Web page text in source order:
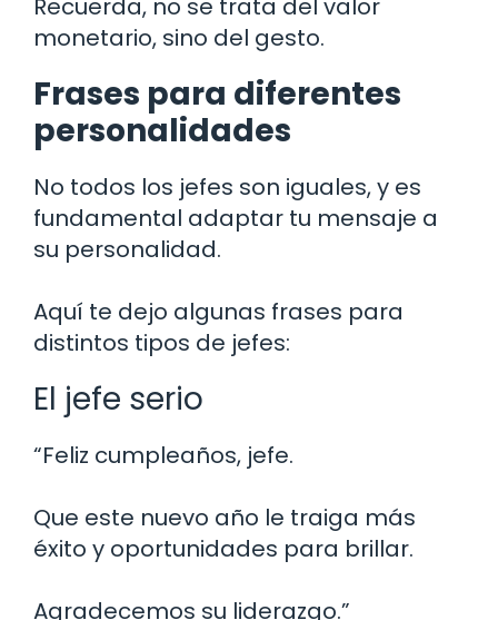
monetario, sino del gesto.
Frases para diferentes
personalidades
No todos los jefes son iguales, y es
fundamental adaptar tu mensaje a
su personalidad.
Aquí te dejo algunas frases para
distintos tipos de jefes:
El jefe serio
“Feliz cumpleaños, jefe.
Que este nuevo año le traiga más
éxito y oportunidades para brillar.
Agradecemos su liderazgo.”